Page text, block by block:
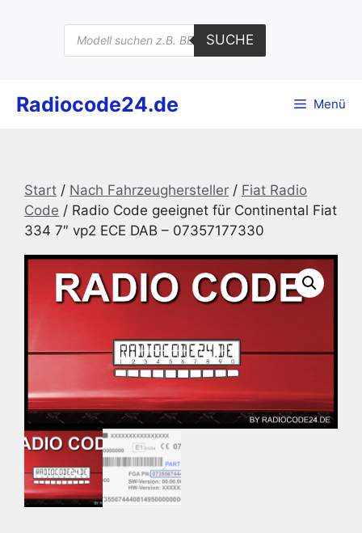
Products
search
SUCHE
Radiocode24.de Menü
Start / Nach Fahrzeughersteller / Fiat Radio
Code / Radio Code geeignet für Continental Fiat
334 7″ vp2 ECE DAB – 07357177330